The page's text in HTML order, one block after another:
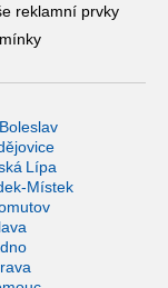
reklamní prvky
Lípa
Místek